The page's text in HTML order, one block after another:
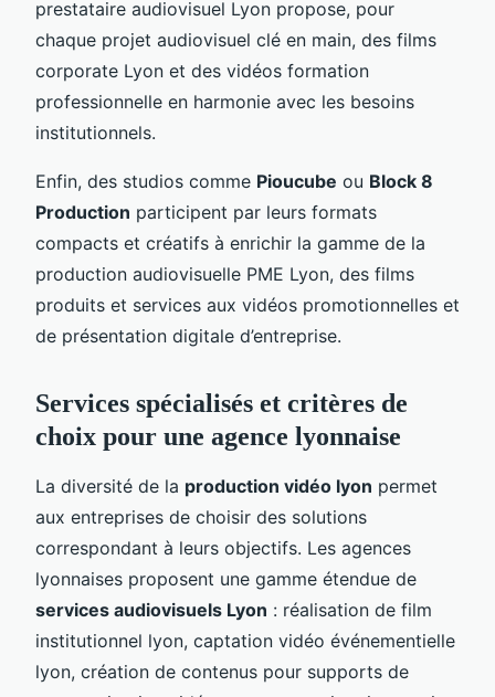
prestataire audiovisuel Lyon propose, pour
chaque projet audiovisuel clé en main, des films
corporate Lyon et des vidéos formation
professionnelle en harmonie avec les besoins
institutionnels.
Enfin, des studios comme Pioucube ou Block 8
Production participent par leurs formats
compacts et créatifs à enrichir la gamme de la
production audiovisuelle PME Lyon, des films
produits et services aux vidéos promotionnelles et
de présentation digitale d’entreprise.
Services spécialisés et critères de
choix pour une agence lyonnaise
La diversité de la production vidéo lyon permet
aux entreprises de choisir des solutions
correspondant à leurs objectifs. Les agences
lyonnaises proposent une gamme étendue de
services audiovisuels Lyon : réalisation de film
institutionnel lyon, captation vidéo événementielle
lyon, création de contenus pour supports de